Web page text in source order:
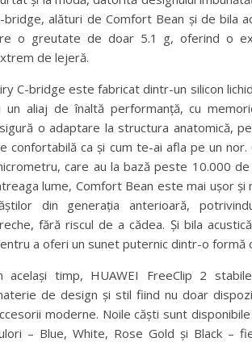
bridge, alături de Comfort Bean și de bila
o greutate de doar 5.1 g, oferind o
de lejeră.
C-bridge este fabricat dintr-un silicon
un aliaj de înaltă performanță, cu
o adaptare la structura anatomică,
confortabilă ca și cum te-ai afla pe un nor.
care au la bază peste 10.000
lume, Comfort Bean este mai ușor și
din generația anterioară,
fără riscul de a cădea. Și bila
a oferi un sunet puternic dintr-o formă
același timp, HUAWEI FreeClip 2
de design și stil fiind nu doar
moderne. Noile căști sunt
– Blue, White, Rose Gold și Black –